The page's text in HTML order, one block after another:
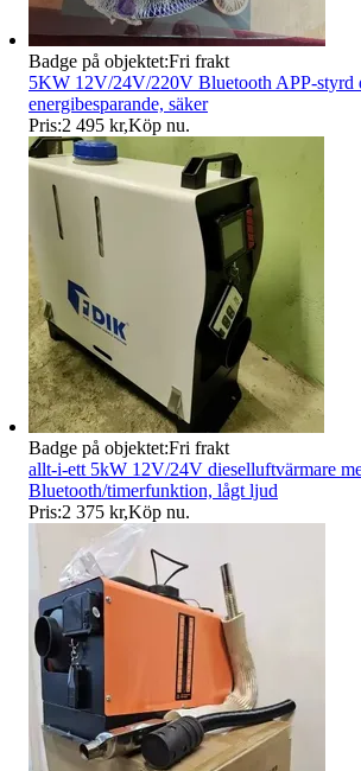
Badge på objektet:Fri frakt
5KW 12V/24V/220V Bluetooth APP-styrd
energibesparande, säker
Pris:2 495 kr,Köp nu.
Badge på objektet:Fri frakt
allt-i-ett 5kW 12V/24V dieselluftvärmare
Bluetooth/timerfunktion, lågt ljud
Pris:2 375 kr,Köp nu.